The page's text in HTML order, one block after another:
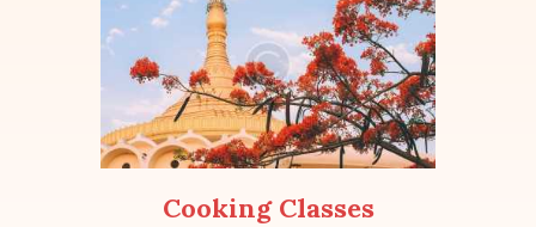
Cooking Classes